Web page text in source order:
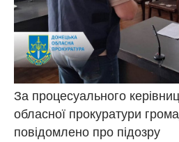
За процесуального
обласної прокуратури
повідомлено про підозру